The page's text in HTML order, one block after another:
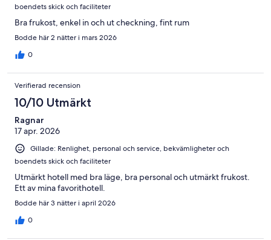
boendets skick och faciliteter
Bra frukost, enkel in och ut checkning, fint rum
Bodde här 2 nätter i mars 2026
0
Verifierad recension
10/10 Utmärkt
Ragnar
17 apr. 2026
Gillade: Renlighet, personal och service, bekvämligheter och
boendets skick och faciliteter
Utmärkt hotell med bra läge, bra personal och utmärkt frukost.
Ett av mina favorithotell.
Bodde här 3 nätter i april 2026
0